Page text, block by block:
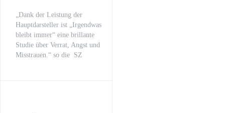
„Dank der Leistung der
Hauptdarsteller ist „Irgendwas
bleibt immer“ eine brillante
Studie über Verrat, Angst und
Misstrauen.“ so die SZ